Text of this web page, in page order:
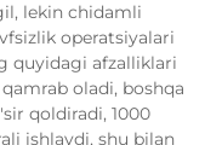
lekin chidamli
operatsiyalari
quyidagi afzalliklari
oladi, boshqa
qoldiradi, 1000
ishlaydi, shu bilan